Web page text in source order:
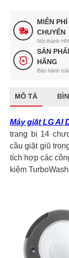
MIỄN
CHUYỂN
Nội thành
SẢN
HÃNG
Bảo hành
MÔ TẢ
Máy giặt LG AI
trang bị 14
cầu giặt giũ
tích hợp các
kiệm